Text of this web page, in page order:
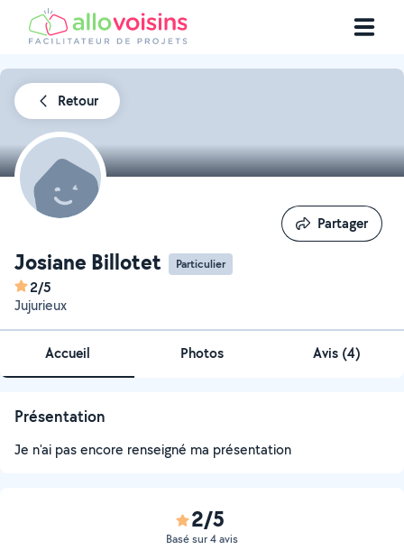
Retour
Josiane Billotet Particulier
2/5
Jujurieux
Partager
Partager
Accueil Photos Avis (4)
Présentation
Je n'ai pas encore renseigné ma présentation
2/5
Basé sur 4 avis